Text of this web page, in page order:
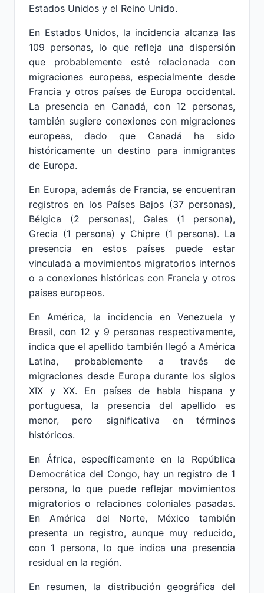
Estados Unidos y el Reino Unido.
En Estados Unidos, la incidencia alcanza las
109 personas, lo que refleja una dispersión
que probablemente esté relacionada con
migraciones europeas, especialmente desde
Francia y otros países de Europa occidental.
La presencia en Canadá, con 12 personas,
también sugiere conexiones con migraciones
europeas, dado que Canadá ha sido
históricamente un destino para inmigrantes
de Europa.
En Europa, además de Francia, se encuentran
registros en los Países Bajos (37 personas),
Bélgica (2 personas), Gales (1 persona),
Grecia (1 persona) y Chipre (1 persona). La
presencia en estos países puede estar
vinculada a movimientos migratorios internos
o a conexiones históricas con Francia y otros
países europeos.
En América, la incidencia en Venezuela y
Brasil, con 12 y 9 personas respectivamente,
indica que el apellido también llegó a América
Latina, probablemente a través de
migraciones desde Europa durante los siglos
XIX y XX. En países de habla hispana y
portuguesa, la presencia del apellido es
menor, pero significativa en términos
históricos.
En África, específicamente en la República
Democrática del Congo, hay un registro de 1
persona, lo que puede reflejar movimientos
migratorios o relaciones coloniales pasadas.
En América del Norte, México también
presenta un registro, aunque muy reducido,
con 1 persona, lo que indica una presencia
residual en la región.
En resumen, la distribución geográfica del